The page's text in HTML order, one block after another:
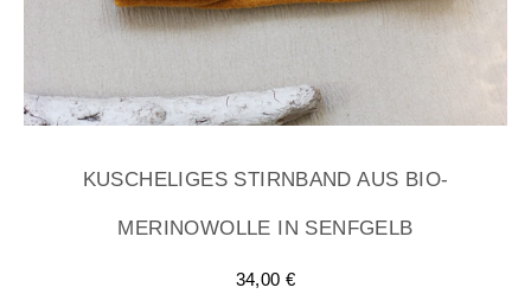
KUSCHELIGES STIRNBAND AUS BIO-
MERINOWOLLE IN SENFGELB
34,00 €